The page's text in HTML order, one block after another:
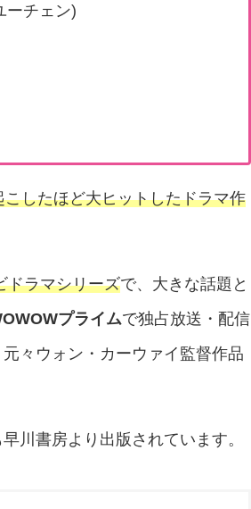
ーチェン)
したほど大ヒットしたドラマ作
ドラマシリーズで、大きな話題と
プライムで独占放送・配信
々ウォン・カーウァイ監督作品
川書房より出版されています。